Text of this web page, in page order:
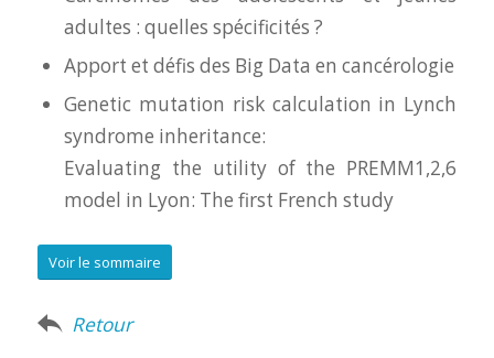
adultes : quelles spécificités ?
Apport et défis des Big Data en cancérologie
Genetic mutation risk calculation in Lynch
syndrome inheritance:
Evaluating the utility of the PREMM1,2,6
model in Lyon: The first French study
Voir le sommaire
Retour